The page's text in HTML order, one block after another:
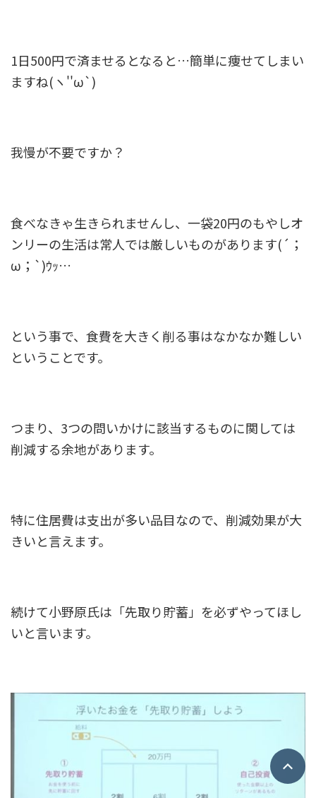
1日500円で済ませるとなると…簡単に痩せてしまい
ますね(ヽ''ω`)
我慢が不要ですか？
食べなきゃ生きられませんし、一袋20円のもやしオ
ンリーの生活は常人では厳しいものがあります(´；
ω；`)ｳｯ…
という事で、食費を大きく削る事はなかなか難しい
ということです。
つまり、3つの問いかけに該当するものに関しては
削減する余地があります。
特に住居費は支出が多い品目なので、削減効果が大
きいと言えます。
続けて小野原氏は「先取り貯蓄」を必ずやってほし
いと言います。